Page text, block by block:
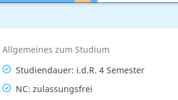
Allgemeines zum Studium
Studiendauer: i.d.R. 4 Semester
NC: zulassungsfrei